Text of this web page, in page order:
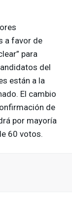
a favor de
para
del
están a la
El cambio
de
por mayoría
60 votos.